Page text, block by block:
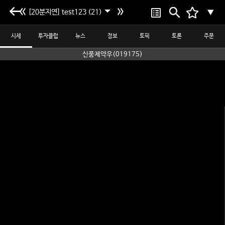
[20분지연] test123 (21) ▼
시세 투자클럽 뉴스 정보 토픽 토론 주문
신풍제약우(019175)